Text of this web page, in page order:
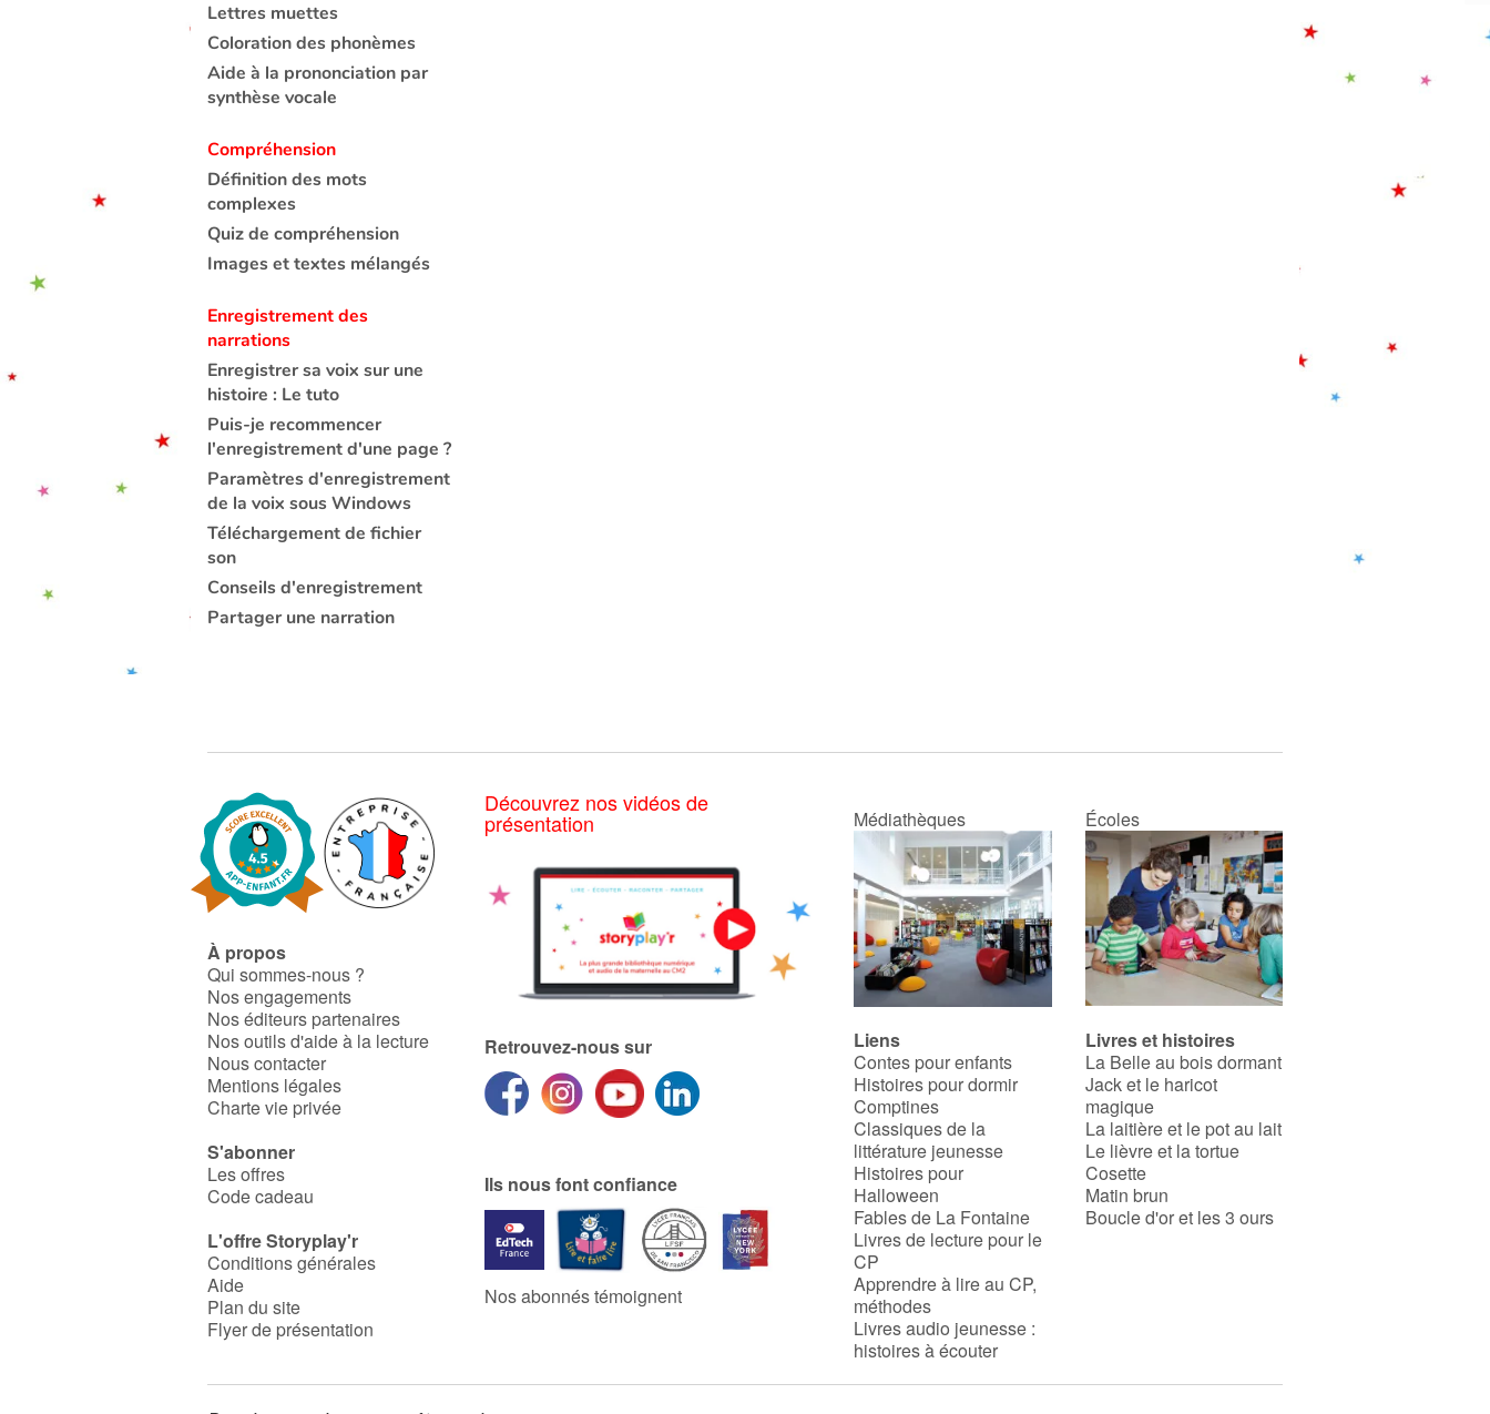
Lettres muettes
Coloration des phonèmes
Aide à la prononciation par
synthèse vocale
Compréhension
Définition des mots
complexes
Quiz de compréhension
Images et textes mélangés
Enregistrement des
narrations
Enregistrer sa voix sur une
histoire : Le tuto
Puis-je recommencer
l'enregistrement d'une page ?
Paramètres d'enregistrement
de la voix sous Windows
Téléchargement de fichier
son
Conseils d'enregistrement
Partager une narration
À propos
Qui sommes-nous ?
Nos engagements
Nos éditeurs partenaires
Nos outils d'aide à la lecture
Nous contacter
Mentions légales
Charte vie privée
S'abonner
Les offres
Code cadeau
L'offre Storyplay'r
Conditions générales
Aide
Plan du site
Flyer de présentation
Découvrez nos vidéos de
présentation
Retrouvez-nous sur
Ils nous font confiance
Nos abonnés témoignent
Médiathèques Écoles
Liens
Contes pour enfants
Histoires pour dormir
Comptines
Classiques de la
littérature jeunesse
Histoires pour
Halloween
Fables de La Fontaine
Livres de lecture pour le
CP
Apprendre à lire au CP,
méthodes
Livres audio jeunesse :
histoires à écouter
Livres et histoires
La Belle au bois dormant
Jack et le haricot
magique
La laitière et le pot au lait
Le lièvre et la tortue
Cosette
Matin brun
Boucle d'or et les 3 ours